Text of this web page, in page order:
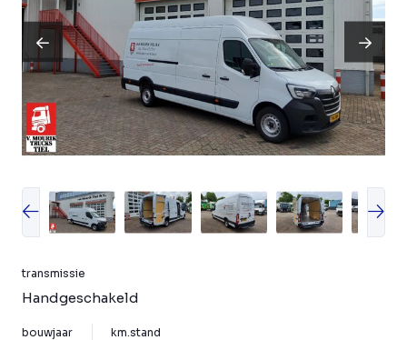
transmissie
Handgeschakeld
bouwjaar km.stand